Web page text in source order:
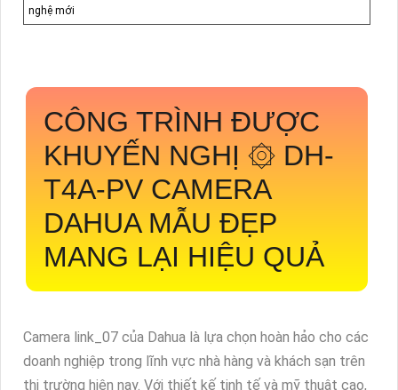
nghệ mới
CÔNG TRÌNH ĐƯỢC
KHUYẾN NGHỊ ۞ DH-
T4A-PV CAMERA
DAHUA MẪU ĐẸP
MANG LẠI HIỆU QUẢ
Camera link_07 của Dahua là lựa chọn hoàn hảo cho các
doanh nghiệp trong lĩnh vực nhà hàng và khách sạn trên
thị trường hiện nay. Với thiết kế tinh tế và mỹ thuật cao,